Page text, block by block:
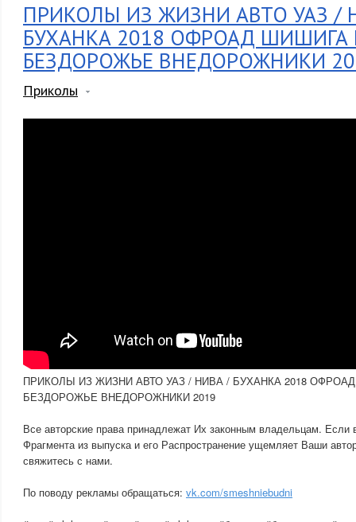
ПРИКОЛЫ ИЗ ЖИЗНИ АВТО УАЗ /
БУХАНКА 2018 ОФРОАД ШИШИГА
БЕЗДОРОЖЬЕ ВНЕДОРОЖНИКИ
Приколы
ПРИКОЛЫ ИЗ ЖИЗНИ АВТО УАЗ / НИВА / БУХАНКА 2018
БЕЗДОРОЖЬЕ ВНЕДОРОЖНИКИ 2019
Все авторские права принадлежат Их законным владельцам. Если
Фрагмента из выпуска и его Распространение ущемляет Ваши
свяжитесь с нами.
По поводу рекламы обращаться: vk.com/smeshniebudni